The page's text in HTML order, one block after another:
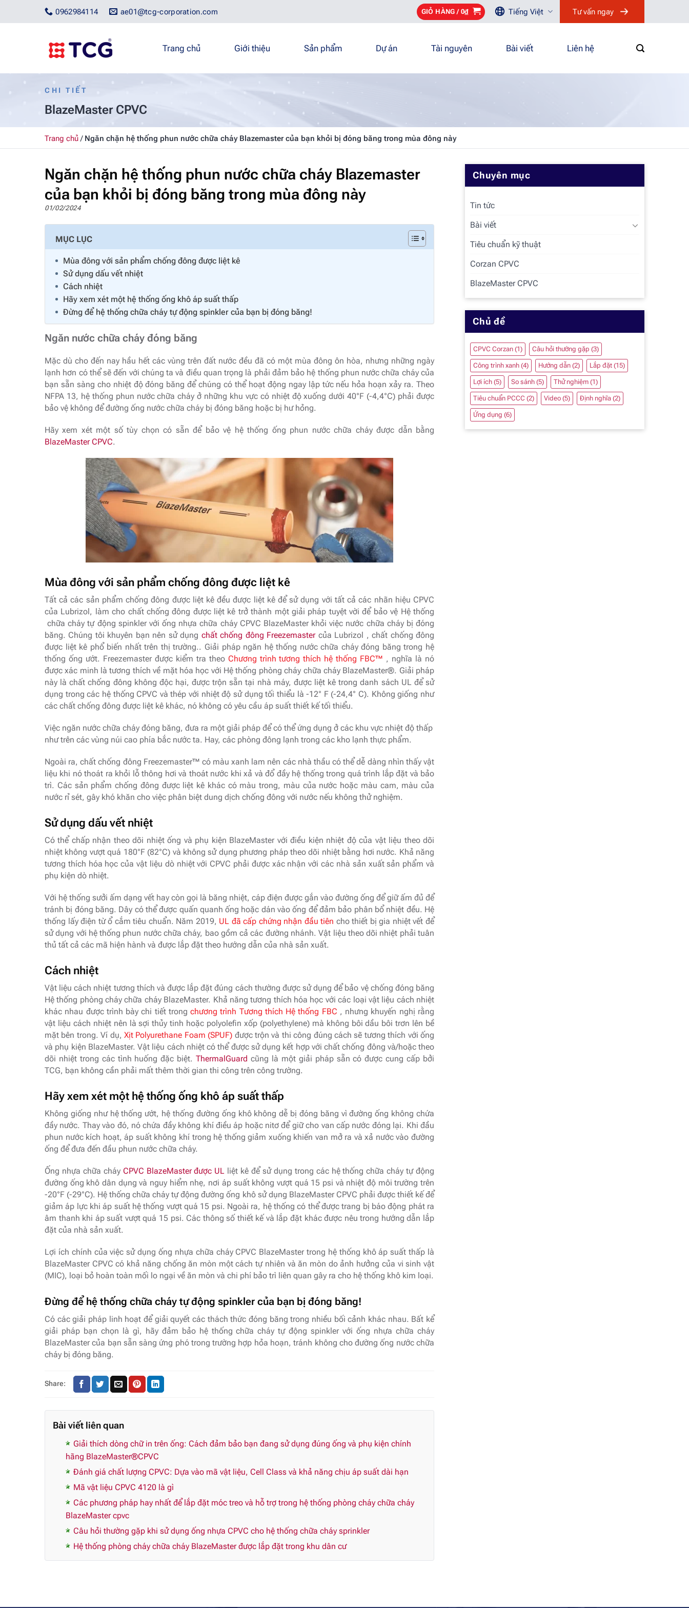
ae01@tcg-corporation.com
0962984114 GIỎ HÀNG / 0₫ Tiếng Việt Tư vấn ngay
Trang chủ Giới thiệu Sản phẩm Dự án Tài nguyên Bài viết Liên hệ
CHI TIẾT
BlazeMaster CPVC
Trang chủ/ Ngăn chặn hệ thống phun nước chữa cháy Blazemaster của bạn khỏi bị đóng băng trong mùa đông này
Ngăn chặn hệ thống phun nước chữa cháy Blazemaster
của bạn khỏi bị đóng băng trong mùa đông này
01/02/2024
MỤC LỤC
Mùa đông với sản phẩm chống đông được liệt kê
Sử dụng dấu vết nhiệt
Cách nhiệt
Hãy xem xét một hệ thống ống khô áp suất thấp
Đừng để hệ thống chữa cháy tự động spinkler của bạn bị đóng băng!
Ngăn nước chữa cháy đóng băng
Mặc dù cho đến nay hầu hết các vùng trên đất nước đều đã có một mùa đông ôn hòa, nhưng những ngày
lạnh hơn có thể sẽ đến với chúng ta và điều quan trọng là phải đảm bảo hệ thống phun nước chữa cháy của
bạn sẵn sàng cho nhiệt độ đóng băng để chúng có thể hoạt động ngay lập tức nếu hỏa hoạn xảy ra. Theo
NFPA 13, hệ thống phun nước chữa cháy ở những khu vực có nhiệt độ xuống dưới 40°F (-4,4°C) phải được
bảo vệ không để đường ống nước chữa cháy bị đóng băng hoặc bị hư hỏng.
Hãy xem xét một số tùy chọn có sẵn để bảo vệ hệ thống ống phun nước chữa cháy được dẫn bằng
BlazeMaster CPVC.
Mùa đông với sản phẩm chống đông được liệt kê
Tất cả các sản phẩm chống đông được liệt kê đều được liệt kê để sử dụng với tất cả các nhãn hiệu CPVC
của Lubrizol, làm cho chất chống đông được liệt kê trở thành một giải pháp tuyệt vời để bảo vệ Hệ thống
chữa cháy tự động spinkler với ống nhựa chữa cháy CPVC BlazeMaster khỏi việc nước chữa cháy bị đóng
băng. Chúng tôi khuyên bạn nên sử dụng chất chống đông Freezemastercủa Lubrizol , chất chống đông
được liệt kê phổ biến nhất trên thị trường.. Giải pháp ngăn hệ thống nước chữa cháy đóng băng trong hệ
thống ống ướt. Freezemaster được kiểm tra theo Chương trình tương thích hệ thống FBC™ , nghĩa là nó
được xác minh là tương thích về mặt hóa học với Hệ thống phòng cháy chữa cháy BlazeMaster®. Giải pháp
này là chất chống đông không độc hại, được trộn sẵn tại nhà máy, được liệt kê trong danh sách UL để sử
dụng trong các hệ thống CPVC và thép với nhiệt độ sử dụng tối thiểu là -12° F (-24,4° C). Không giống như
các chất chống đông được liệt kê khác, nó không có yêu cầu áp suất thiết kế tối thiểu.
Việc ngăn nước chữa cháy đóng băng, đưa ra một giải pháp để có thể ứng dụng ở các khu vực nhiệt độ thấp
như trên các vùng núi cao phía bắc nước ta. Hay, các phòng đông lạnh trong các kho lạnh thực phẩm.
Ngoài ra, chất chống đông Freezemaster™ có màu xanh lam nên các nhà thầu có thể dễ dàng nhìn thấy vật
liệu khi nó thoát ra khỏi lỗ thông hơi và thoát nước khi xả và đổ đầy hệ thống trong quá trình lắp đặt và bảo
trì. Các sản phẩm chống đông được liệt kê khác có màu trong, màu của nước hoặc màu cam, màu của
nước rỉ sét, gây khó khăn cho việc phân biệt dung dịch chống đông với nước nếu không thử nghiệm.
Sử dụng dấu vết nhiệt
Có thể chấp nhận theo dõi nhiệt ống và phụ kiện BlazeMaster với điều kiện nhiệt độ của vật liệu theo dõi
nhiệt không vượt quá 180°F (82°C) và không sử dụng phương pháp theo dõi nhiệt bằng hơi nước. Khả năng
tương thích hóa học của vật liệu dò nhiệt với CPVC phải được xác nhận với các nhà sản xuất sản phẩm và
phụ kiện dò nhiệt.
Với hệ thống sưởi ấm dạng vết hay còn gọi là băng nhiệt, cáp điện được gắn vào đường ống để giữ ấm đủ để
tránh bị đóng băng. Dây có thể được quấn quanh ống hoặc dán vào ống để đảm bảo phân bổ nhiệt đều. Hệ
thống lấy điện từ ổ cắm tiêu chuẩn. Năm 2019, UL đã cấp chứng nhận đầu tiên cho thiết bị gia nhiệt vết để
sử dụng với hệ thống phun nước chữa cháy, bao gồm cả các đường nhánh. Vật liệu theo dõi nhiệt phải tuân
thủ tất cả các mã hiện hành và được lắp đặt theo hướng dẫn của nhà sản xuất.
Cách nhiệt
Vật liệu cách nhiệt tương thích và được lắp đặt đúng cách thường được sử dụng để bảo vệ chống đóng băng
Hệ thống phòng cháy chữa cháy BlazeMaster. Khả năng tương thích hóa học với các loại vật liệu cách nhiệt
khác nhau được trình bày chi tiết trongchương trình Tương thích Hệ thống FBC , nhưng khuyến nghị rằng
vật liệu cách nhiệt nên là sợi thủy tinh hoặc polyolefin xốp (polyethylene) mà không bôi dầu bôi trơn lên bề
mặt bên trong. Ví dụ, Xịt Polyurethane Foam (SPUF) được trộn và thi công đúng cách sẽ tương thích với ống
và phụ kiện BlazeMaster. Vật liệu cách nhiệt có thể được sử dụng kết hợp với chất chống đông và/hoặc theo
dõi nhiệt trong các tình huống đặc biệt.ThermalGuard cũng là một giải pháp sẵn có được cung cấp bởi
TCG, bạn không cần phải mất thêm thời gian thi công trên công trường.
Hãy xem xét một hệ thống ống khô áp suất thấp
Không giống như hệ thống ướt, hệ thống đường ống khô không dễ bị đóng băng vì đường ống không chứa
đầy nước. Thay vào đó, nó chứa đầy không khí điều áp hoặc nitơ để giữ cho van cấp nước đóng lại. Khi đầu
phun nước kích hoạt, áp suất không khí trong hệ thống giảm xuống khiến van mở ra và xả nước vào đường
ống để đưa đến đầu phun nước chữa cháy.
Ống nhựa chữa cháy CPVC BlazeMaster được UL liệt kê để sử dụng trong các hệ thống chữa cháy tự động
đường ống khô dân dụng và nguy hiểm nhẹ, nơi áp suất không vượt quá 15 psi và nhiệt độ môi trường trên
-20°F (-29°C). Hệ thống chữa cháy tự động đường ống khô sử dụng BlazeMaster CPVC phải được thiết kế để
giảm áp lực khi áp suất hệ thống vượt quá 15 psi. Ngoài ra, hệ thống có thể được trang bị báo động phát ra
âm thanh khi áp suất vượt quá 15 psi. Các thông số thiết kế và lắp đặt khác được nêu trong hướng dẫn lắp
đặt của nhà sản xuất.
Lợi ích chính của việc sử dụng ống nhựa chữa cháy CPVC BlazeMaster trong hệ thống khô áp suất thấp là
BlazeMaster CPVC có khả năng chống ăn mòn một cách tự nhiên và ăn mòn do ảnh hưởng của vi sinh vật
(MIC), loại bỏ hoàn toàn mối lo ngại về ăn mòn và chi phí bảo trì liên quan gây ra cho hệ thống khô kim loại.
Đừng để hệ thống chữa cháy tự động spinkler của bạn bị đóng băng!
Có các giải pháp linh hoạt để giải quyết các thách thức đóng băng trong nhiều bối cảnh khác nhau. Bất kể
giải pháp bạn chọn là gì, hãy đảm bảo hệ thống chữa cháy tự động spinkler với ống nhựa chữa cháy
BlazeMaster của bạn sẵn sàng ứng phó trong trường hợp hỏa hoạn, tránh không cho đường ống nước chữa
cháy bị đóng băng.
Share:
Bài viết liên quan
Giải thích dòng chữ in trên ống: Cách đảm bảo bạn đang sử dụng đúng ống và phụ kiện chính
hãng BlazeMaster®CPVC
Đánh giá chất lượng CPVC: Dựa vào mã vật liệu, Cell Class và khả năng chịu áp suất dài hạn
Mã vật liệu CPVC 4120 là gì
Các phương pháp hay nhất để lắp đặt móc treo và hỗ trợ trong hệ thống phòng cháy chữa cháy
BlazeMaster cpvc
Câu hỏi thường gặp khi sử dụng ống nhựa CPVC cho hệ thống chữa cháy sprinkler
Hệ thống phòng cháy chữa cháy BlazeMaster được lắp đặt trong khu dân cư
Chuyên mục
Tin tức
Bài viết
Tiêu chuẩn kỹ thuật
Corzan CPVC
BlazeMaster CPVC
Chủ đề
CPVC Corzan (1) Câu hỏi thường gặp (3)
Công trình xanh (4) Hướng dẫn (2) Lắp đặt (15)
Lợi ích (5) So sánh (5) Thử nghiệm (1)
Tiêu chuẩn PCCC (2) Video (5) Định nghĩa (2)
Ứng dụng (6)